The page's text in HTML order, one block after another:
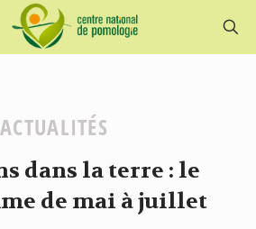
ACTUALITÉS
dans la terre : le
de mai à juillet